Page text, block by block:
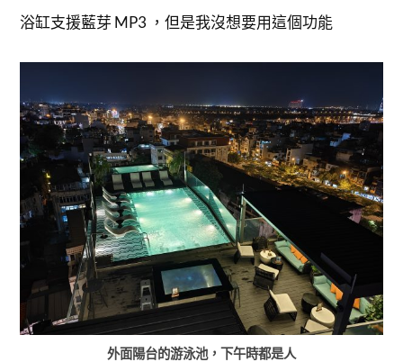
浴缸支援藍芽 MP3 ，但是我沒想要用這個功能
外面陽台的游泳池，下午時都是人